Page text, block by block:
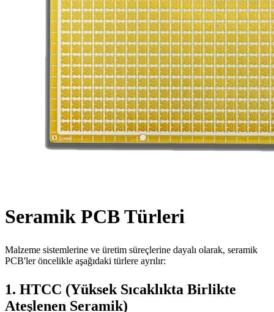
Seramik PCB Türleri
Malzeme sistemlerine ve üretim süreçlerine dayalı olarak, seramik
PCB'ler öncelikle aşağıdaki türlere ayrılır:
1. HTCC (Yüksek Sıcaklıkta Birlikte
Ateşlenen Seramik)